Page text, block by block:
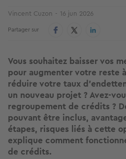
Vincent Cuzon 16 jun 2026
Partager sur
Vous souhaitez baisser vos
pour augmenter votre reste
réduire votre taux
un nouveau projet ? Avez-
regroupement de crédits ?
pouvant être inclus,
étapes, risques liés à cette
explique comment
de crédits.